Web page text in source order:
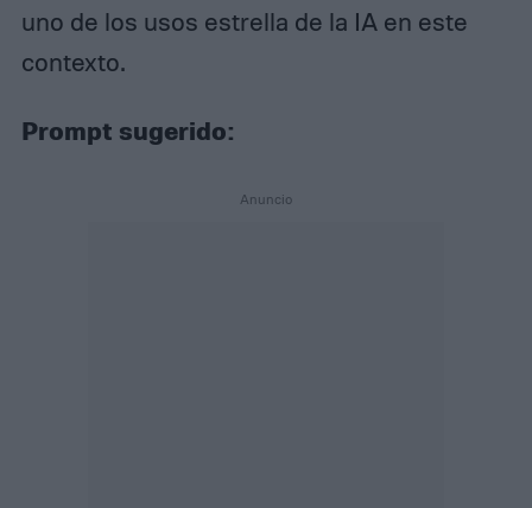
uno de los usos estrella de la IA en este
contexto.
Prompt sugerido: